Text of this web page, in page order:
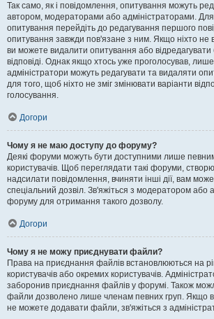
Так само, як і повідомлення, опитування можуть
автором, модераторами або адміністраторами.
опитування перейдіть до редагування першого
опитування завжди пов'язане з ним. Якщо ніхто не
ви можете видалити опитування або відредагувати
відповіді. Однак якщо хтось уже проголосував,
адміністратори можуть редагувати та видаляти
для того, щоб ніхто не зміг змінювати варіанти
голосування.
Догори
Чому я не маю доступу до форуму?
Деякі форуми можуть бути доступними лише
користувачів. Щоб переглядати такі форуми,
надсилати повідомлення, вчиняти інші дії, вам
спеціальний дозвіл. Зв'яжіться з модератором або
форуму для отримання такого дозволу.
Догори
Чому я не можу приєднувати файли?
Права на приєднання файлів встановлюються на
користувачів або окремих користувачів.
заборонив приєднання файлів у форумі. Також
файли дозволено лише членам певних груп. Якщо
не можете додавати файли, зв'яжіться з